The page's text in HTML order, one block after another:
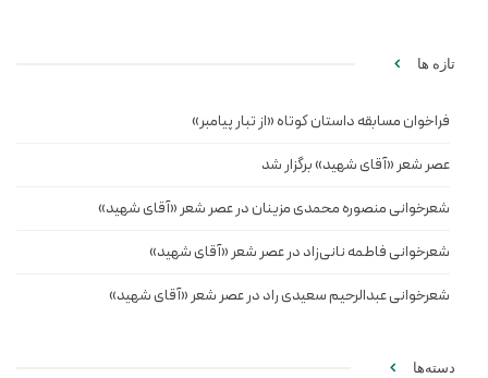
تازه ها
فراخوان مسابقه داستان کوتاه «از تبار پیامبر»
عصر شعر «آقای شهید» برگزار شد
شعرخوانی منصوره محمدی مزینان در عصر شعر «آقای شهید»
شعرخوانی فاطمه نانی‌زاد در عصر شعر «آقای شهید»
شعرخوانی عبدالرحیم سعیدی راد در عصر شعر «آقای شهید»
دسته‌ها